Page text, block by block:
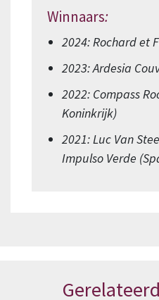
Winnaars:
2024: Rochard et
2023: Ardesia
2022: Compass
Koninkrijk)
2021: Luc Van
Impulso Verde